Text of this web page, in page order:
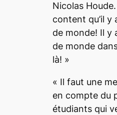
Nicolas Houde.
content qu’il y
de monde! Il y
de monde
là! »
« Il faut une
en compte du
étudiants qui